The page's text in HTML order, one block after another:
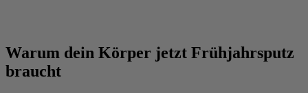
Warum dein Körper jetzt Frühjahrsputz
braucht